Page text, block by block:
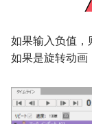
如果输入负值，
如果是旋转动画